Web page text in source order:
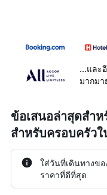
...และ
มากมา
ข้อเสนอล่าสุดสำห
สำหรับครอบครัวใ
ใส่วันที่เดินทางข
ราคาที่ดีที่สุด